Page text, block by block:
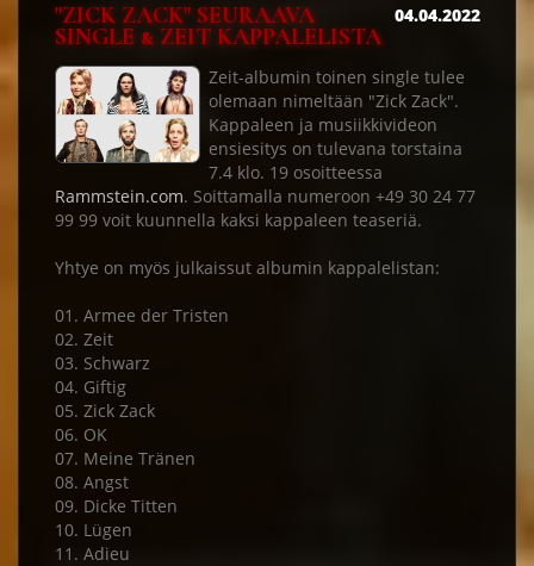
"ZICK ZACK" SEURAAVA
SINGLE & ZEIT KAPPALELISTA
04.04.2022
Zeit-albumin toinen single tulee
olemaan nimeltään "Zick Zack".
Kappaleen ja musiikkivideon
ensiesitys on tulevana torstaina
7.4 klo. 19 osoitteessa
Rammstein.com. Soittamalla numeroon +49 30 24 77
99 99 voit kuunnella kaksi kappaleen teaseriä.
Yhtye on myös julkaissut albumin kappalelistan:
01. Armee der Tristen
02. Zeit
03. Schwarz
04. Giftig
05. Zick Zack
06. OK
07. Meine Tränen
08. Angst
09. Dicke Titten
10. Lügen
11. Adieu